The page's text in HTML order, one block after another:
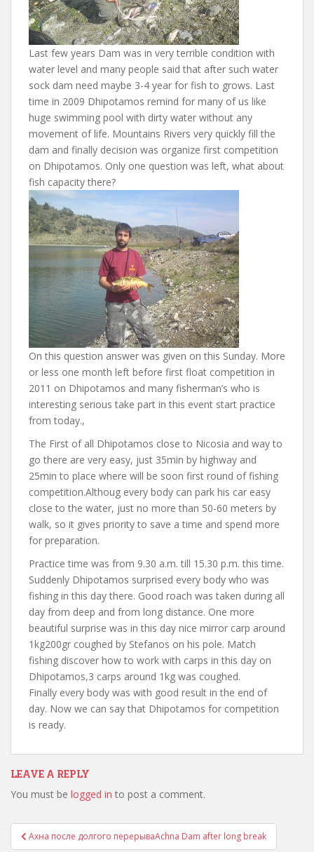
Last few years Dam was in very terrible condition with
water level and many people said that after such water
sock dam need maybe 3-4 year for fish to grows. Last
time in 2009 Dhipotamos remind for many of us like
huge swimming pool with dirty water without any
movement of life. Mountains Rivers very quickly fill the
dam and finally decision was organize first competition
on Dhipotamos. Only one question was left, what about
fish capacity there?
On this question answer was given on this Sunday. More
or less one month left before first float competition in
2011 on Dhipotamos and many fisherman’s who is
interesting serious take part in this event start practice
from today.,
The First of all Dhipotamos close to Nicosia and way to
go there are very easy, just 35min by highway and
25min to place where will be soon first round of fishing
competition.Althoug every body can park his car easy
close to the water, just no more than 50-60 meters by
walk, so it gives priority to save a time and spend more
for preparation.
Practice time was from 9.30 a.m. till 15.30 p.m. this time.
Suddenly Dhipotamos surprised every body who was
fishing in this day there. Good roach was taken during all
day from deep and from long distance. One more
beautiful surprise was in this day nice mirror carp around
1kg200gr coughed by Stefanos on his pole. Match
fishing discover how to work with carps in this day on
Dhipotamos,3 carps around 1kg was coughed.
Finally every body was with good result in the end of
day. Now we can say that Dhipotamos for competition
is ready.
LEAVE A REPLY
You must be logged in to post a comment.
PostАхна после долгого перерываAchna Dam after long break